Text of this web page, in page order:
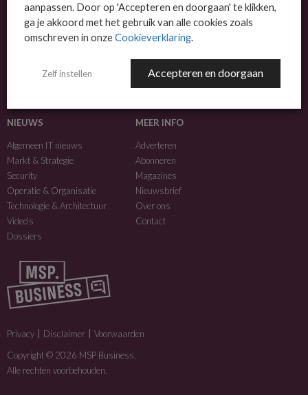
MSP Business is het kennisplatform voor IT-dienstverleners met MKB-focus.
NIEUWS
Algemeen IT nieuws
Markt & Strategie
Security
Operatie & Organisatie
Technologie & Architectuur
Video’s
Dossiers
MEER INFO
Adverteren
Abonneren
Magazines
Nieuwsbrief
Over ons
Contact
Privacy Disclaimer
Voorwaarden
Copyright © 2026 MSP Business.
Alle rechten voorbehouden.
aanpassen. Door op 'Accepteren en doorgaan' te klikken,
ga je akkoord met het gebruik van alle cookies zoals
omschreven in onzeCookieverklaring.
Zelf instellen Accepteren en doorgaan